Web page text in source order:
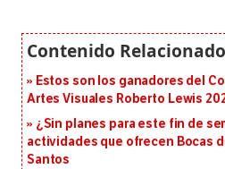
Estos son los ganadores del
Artes Visuales Roberto Lewis
¿Sin planes para este fin de
actividades que ofrecen Bocas
Santos